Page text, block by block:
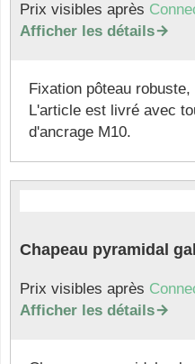
Prix visibles après
Afficher les détails
Fixation pôteau
L'article est livré avec
d'ancrage M10.
Chapeau pyramidal
Prix visibles après
Afficher les détails